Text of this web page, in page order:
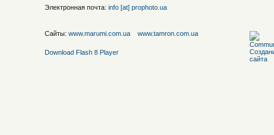
Электронная почта: info [at] prophoto.ua
Сайты: www.marumi.com.ua www.tamron.com.ua
Download Flash 8 Player